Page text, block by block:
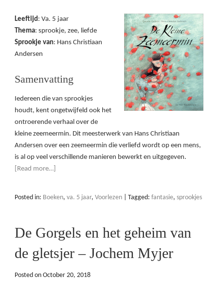
Leeftijd: Va. 5 jaar
Thema: sprookje, zee, liefde
Sprookje van: Hans Christiaan
Andersen
Samenvatting
Iedereen die van sprookjes
houdt, kent ongetwijfeld ook het
ontroerende verhaal over de
kleine zeemeermin. Dit meesterwerk van Hans Christiaan
Andersen over een zeemeermin die verliefd wordt op een mens,
is al op veel verschillende manieren bewerkt en uitgegeven.
[Read more…]
Posted in: Boeken, va. 5 jaar, Voorlezen Tagged: fantasie, sprookjes
De Gorgels en het geheim van
de gletsjer – Jochem Myjer
Posted on October 20, 2018